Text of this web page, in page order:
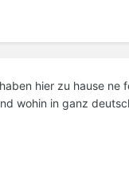
hier zu hause
wohin in ganz